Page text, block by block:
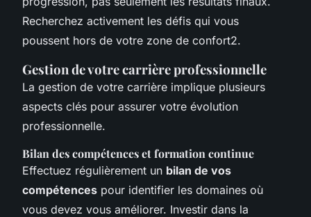
Recherchez activement les défis qui vous
poussent hors de votre zone de confort2.
Gestion de votre carrière professionnelle
La gestion de votre carrière implique plusieurs
aspects clés pour assurer votre évolution
professionnelle.
Bilan des compétences et formation continue
Effectuez régulièrement un bilan de vos
compétences pour identifier les domaines où
vous devez vous améliorer. Investir dans la